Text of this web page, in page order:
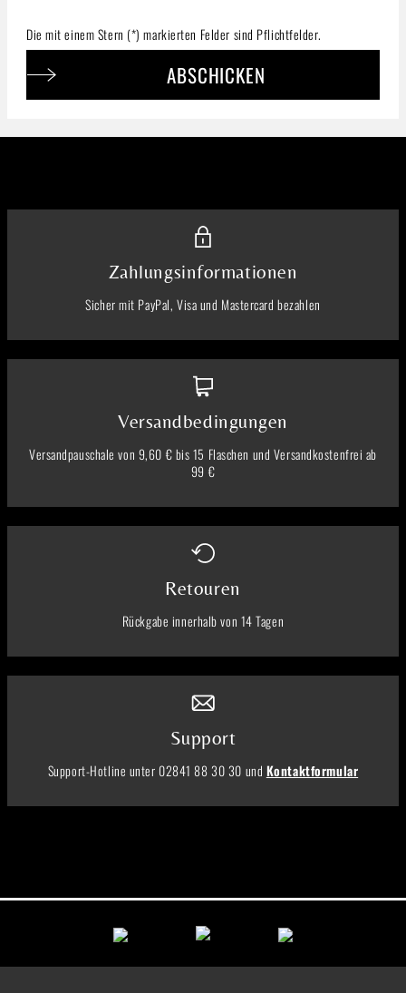
Die mit einem Stern (*) markierten Felder sind Pflichtfelder.
ABSCHICKEN
Zahlungsinformationen
Sicher mit PayPal, Visa und Mastercard bezahlen
Versandbedingungen
Versandpauschale von 9,60 € bis 15 Flaschen und Versandkostenfrei ab
99 €
Retouren
Rückgabe innerhalb von 14 Tagen
Support
Support-Hotline unter 02841 88 30 30 und Kontaktformular